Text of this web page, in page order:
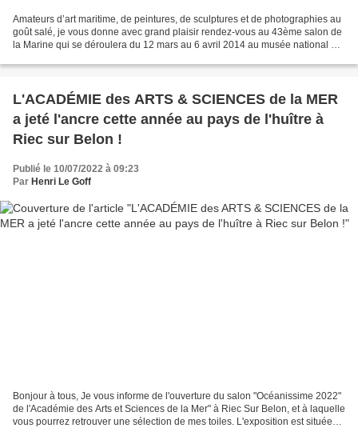
Amateurs d’art maritime, de peintures, de sculptures et de photographies au
goût salé, je vous donne avec grand plaisir rendez-vous au 43ème salon de
la Marine qui se déroulera du 12 mars au 6 avril 2014 au musée national de
L'ACADÉMIE des ARTS & SCIENCES de la MER
a jeté l'ancre cette année au pays de l'huître à
Riec sur Belon !
Publié le 10/07/2022 à 09:23
Par Henri Le Goff
Bonjour à tous, Je vous informe de l'ouverture du salon "Océanissime 2022"
de l'Académie des Arts et Sciences de la Mer" à Riec Sur Belon, et à laquelle
vous pourrez retrouver une sélection de mes toiles. L'exposition est située